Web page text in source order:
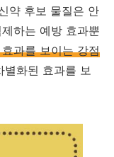
약 후보 물질은 안
하는 예방 효과뿐
과를 보이는 강점
별화된 효과를 보